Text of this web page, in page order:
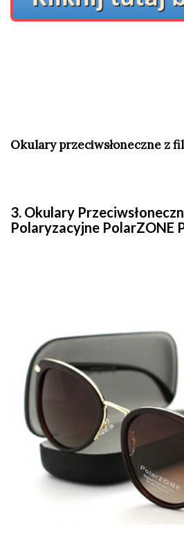
Okulary przeciwsłoneczne z
3. Okulary
Polaryzacyjne PolarZONE